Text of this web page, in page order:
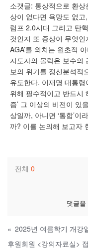
소갯글: 통상적으로 환
상이 없다면 욕망도 없
럼프 2.0시대 그리고 탄
것인지 또 증상이 무엇
AGA’를 외치는 원초적
지도자의 몰락은 보수의
보의 위기를 정신분석적
유도한다. 이재명 대통령
위해 필수적이고 반드시
즘’ 그 이상의 비전이 있
상일까, 아니면 ‘통합’이
까? 이를 논의해 보고자
전체 0
댓글을
« 2025년 여름학기 개강
후원회원 <강의자료실>